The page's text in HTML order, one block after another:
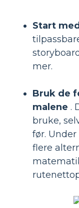
Start
mer.
Bruk de
malene .
bruke,
før.
flere